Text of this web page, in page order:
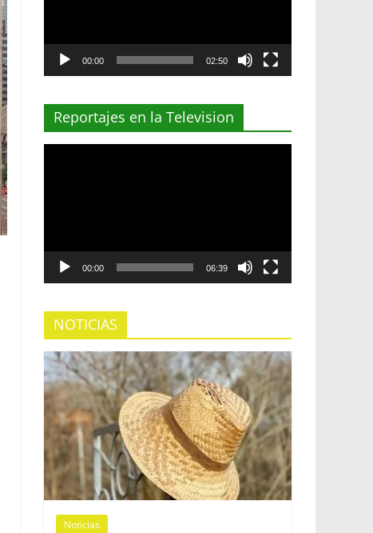
00:00 02:50
Reportajes en la Television
00:00 06:39
NOTICIAS
Noticias